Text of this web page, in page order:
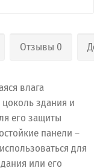
Отзывы 0
влага
здания и
его защиты
панели –
для
или его